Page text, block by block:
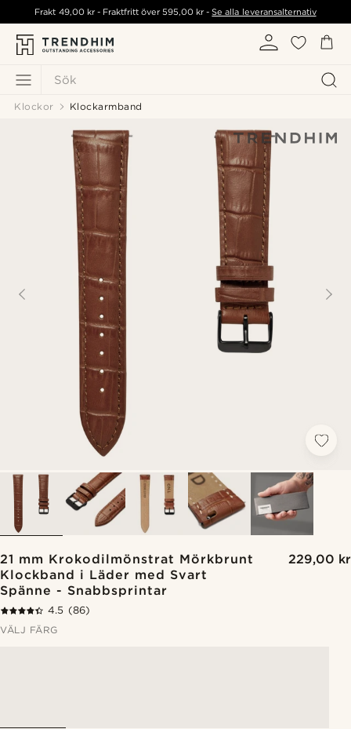
Sök
Frakt 49,00 kr- Fraktfritt över595,00 kr -Se alla leveransalternativ
Klockor Klockarmband
21 mm Krokodilmönstrat Mörkbrunt
Klockband i Läder med Svart
Spänne - Snabbsprintar
229,00 kr
4.5 (86)
VÄLJ FÄRG